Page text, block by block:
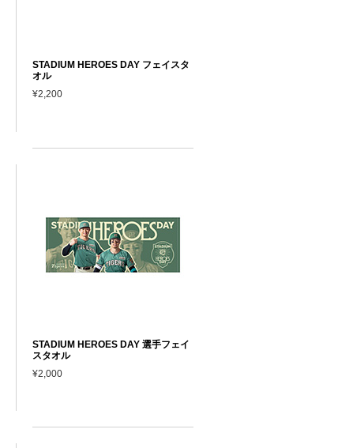
STADIUM HEROES DAY フェイスタ
オル
¥2,200
STADIUM HEROES DAY 選手フェイ
スタオル
¥2,000